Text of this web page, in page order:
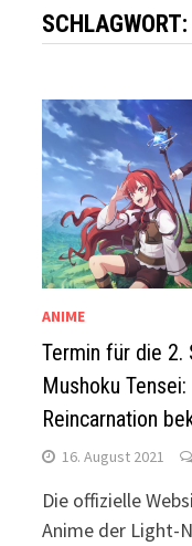
SCHLAGWORT:
ANIME
Termin für die 2.
Mushoku
Reincarnation
16. August 2021
Die offizielle
Anime der Light-